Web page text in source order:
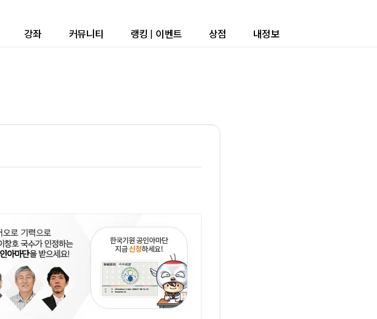
강좌 커뮤니티 랭킹 | 이벤트 상점 내정보